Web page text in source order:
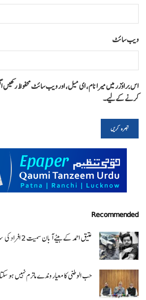
ویب‌ سائٹ
اس براؤزر میں میرا نام، ای میل، اور ویب سائٹ محفوظ رکھیں
کرنے کےلیے۔
Recommended
عتیق احمد کے بیٹے آبان سمیت 2 افراد کی سڑک حادثے میں موت
حب الوطنی کا معیار وندے ماترم نہیں ہو